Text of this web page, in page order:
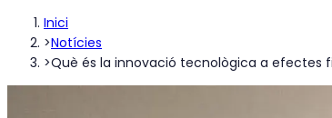
Inici
>Notícies
>Què és la innovació tecnològica a efectes